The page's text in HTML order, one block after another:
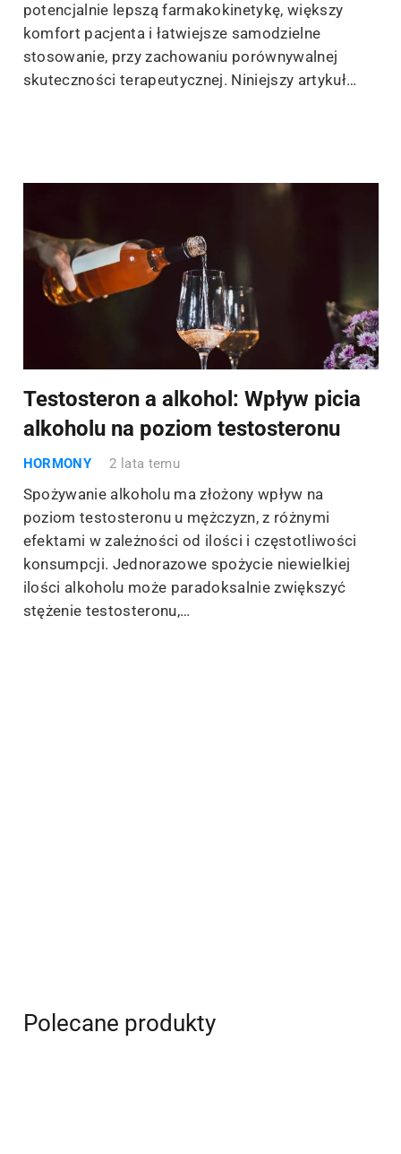
potencjalnie lepszą farmakokinetykę, większy
komfort pacjenta i łatwiejsze samodzielne
stosowanie, przy zachowaniu porównywalnej
skuteczności terapeutycznej. Niniejszy artykuł…
Testosteron a alkohol: Wpływ picia
alkoholu na poziom testosteronu
HORMONY 2 lata temu
Spożywanie alkoholu ma złożony wpływ na
poziom testosteronu u mężczyzn, z różnymi
efektami w zależności od ilości i częstotliwości
konsumpcji. Jednorazowe spożycie niewielkiej
ilości alkoholu może paradoksalnie zwiększyć
stężenie testosteronu,…
Polecane produkty